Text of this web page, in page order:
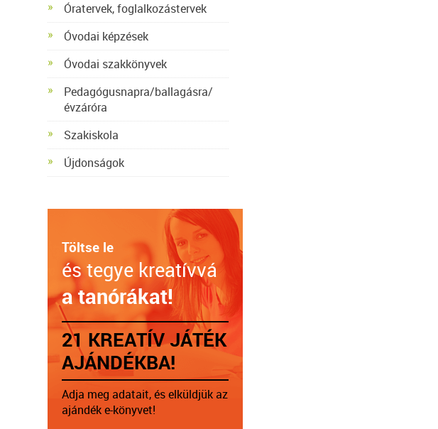
Óratervek, foglalkozástervek
Óvodai képzések
Óvodai szakkönyvek
Pedagógusnapra/ballagásra/
évzáróra
Szakiskola
Újdonságok
Töltse le
és tegye kreatívvá
a tanórákat!
21 KREATÍV JÁTÉK
AJÁNDÉKBA!
Adja meg adatait, és elküldjük az
ajándék e-könyvet!